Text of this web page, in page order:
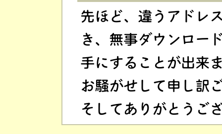
先ほど、違うアドレ
き、無事ダウンロー
手にすることが出来
お騒がせして申し訳
そしてありがとうご